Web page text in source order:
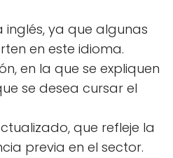
inglés, ya que algunas
en este idioma.
en la que se expliquen
se desea cursar el
que refleje la
previa en el sector.